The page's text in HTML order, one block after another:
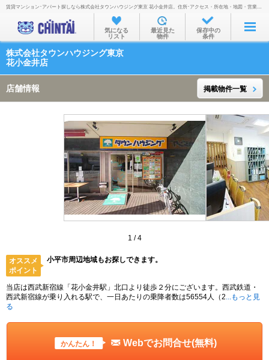
お部屋を探す
沿線・駅から
通勤通学時間から
物件特集から
不動産会社から
TOP
賃貸マンション･アパート探しなら株式会社タウンハウジング東京 花小金井店。住所･アクセス・所在地・地図・営業時間・定休日・電話番号などを掲載。
気になる
リスト
最近見た
物件
保存中の
条件
株式会社タウンハウジング東京
花小金井店
店舗情報 掲載物件一覧
1 /4
オススメ
ポイント
小平市周辺地域もお探しできます。
当店は西武新宿線「花小金井駅」北口より徒歩２分にございます。西武鉄道・
西武新宿線が乗り入れる駅で、一日あたりの乗降者数は56554人（2 ...もっと見
る
かんたん！ Webでお問合せ(無料)